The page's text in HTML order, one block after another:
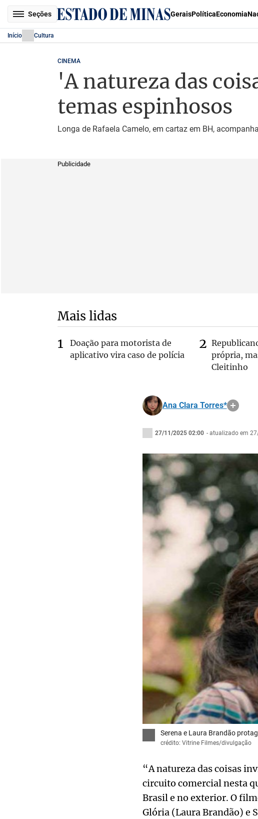
Seções GeraisPolíticaEconomia
Início Cultura
CINEMA
'A natureza das
temas espinhosos
Longa de Rafaela Camelo, em cartaz em BH,
Publicidade
Mais lidas
Doação para motorista de
aplicativo vira caso de polícia
própria,
Cleitinho
Ana Clara Torres*
27/11/2025 02:00 - atualizado em
Serena e Laura Brandão
crédito: Vitrine Filmes/divulgação
“A natureza das coisas
circuito comercial nesta
Brasil e no exterior. O
Glória (Laura Brandão) e